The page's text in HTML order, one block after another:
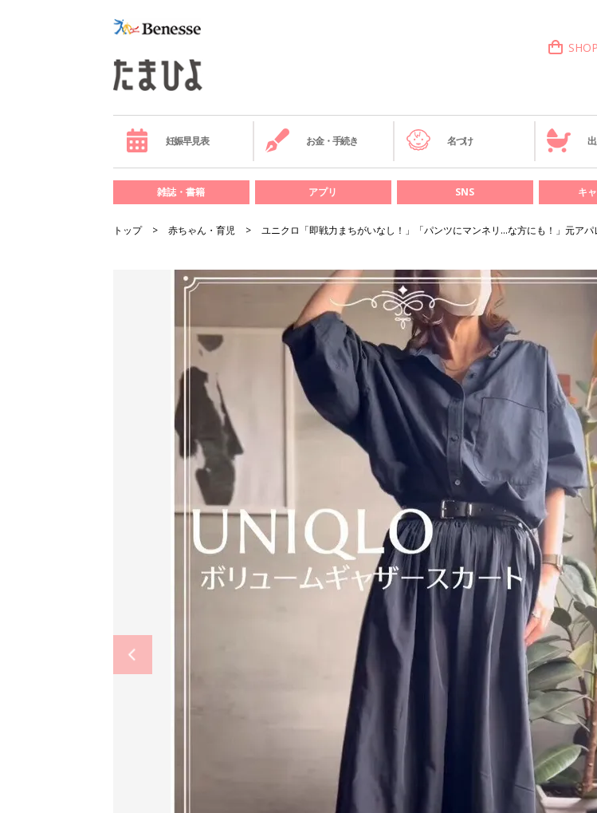
SHOP
妊娠早見表 お金・手続き 名づけ
雑誌・書籍 アプリ SNS キ
トップ 赤ちゃん・育児 ユニクロ「即戦力まちがいなし！」「パンツにマンネリ...な方にも！」元ア